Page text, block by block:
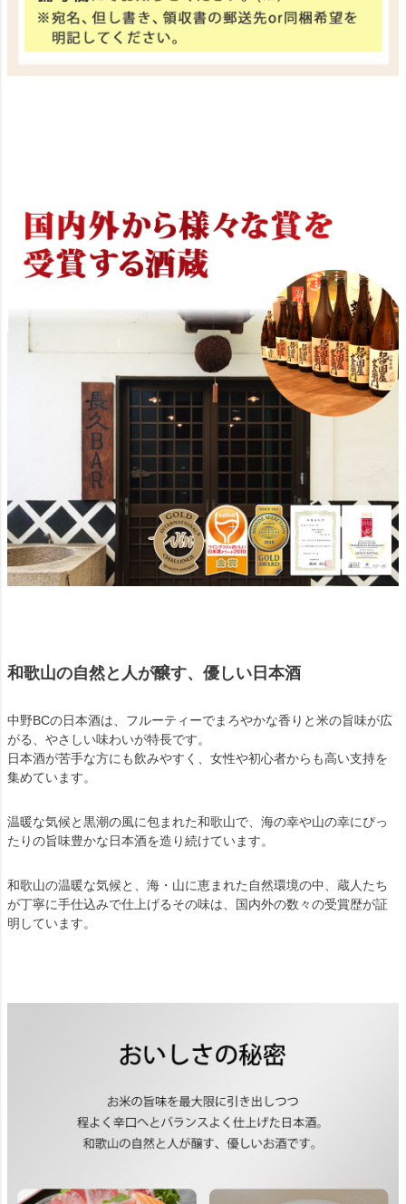
和歌山の自然と人が醸す、優しい日本酒
中野BCの日本酒は、フルーティーでまろやかな香りと米の旨味が広
がる、やさしい味わいが特長です。
日本酒が苦手な方にも飲みやすく、女性や初心者からも高い支持を
集めています。
温暖な気候と黒潮の風に包まれた和歌山で、海の幸や山の幸にぴっ
たりの旨味豊かな日本酒を造り続けています。
和歌山の温暖な気候と、海・山に恵まれた自然環境の中、蔵人たち
が丁寧に手仕込みで仕上げるその味は、国内外の数々の受賞歴が証
明しています。